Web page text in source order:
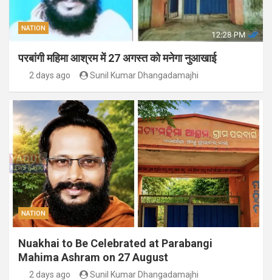
NATION
परबांगी महिमा आश्रम में 27 अगस्त को मनेगा नुआखाई
2 days ago Sunil Kumar Dhangadamajhi
NATION
Nuakhai to Be Celebrated at Parabangi
Mahima Ashram on 27 August
2 days ago Sunil Kumar Dhangadamajhi